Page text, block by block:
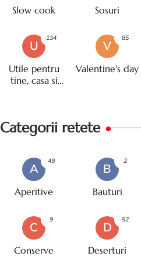
Slow cook Sosuri
U
Utile pentru
tine, casa si
134
V
Valentine's day
85
Categorii retete
A
Aperitive
49
B
Bauturi
2
C
Conserve
9
D
Deserturi
52